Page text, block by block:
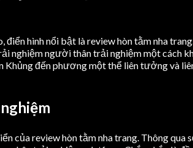
hình nổi bật là review hòn tằm nha
nghiệm người thân trải nghiệm một cách
Khủng đến phương một thể liên tưởng và
của review hòn tằm nha trang. Thông qua